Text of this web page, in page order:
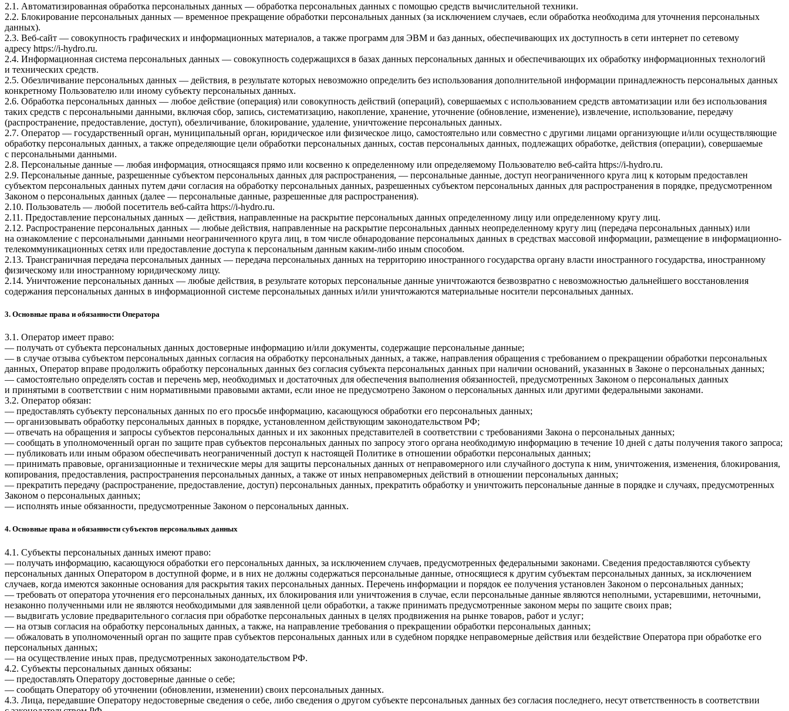
2.1. Автоматизированная обработка персональных данных — обработка персональных данных с помощью средств вычислительной техники.
2.2. Блокирование персональных данных — временное прекращение обработки персональных данных (за исключением случаев, если обработка необходима для уточнения персональных
данных).
2.3. Веб-сайт — совокупность графических и информационных материалов, а также программ для ЭВМ и баз данных, обеспечивающих их доступность в сети интернет по сетевому
адресу https://i-hydro.ru.
2.4. Информационная система персональных данных — совокупность содержащихся в базах данных персональных данных и обеспечивающих их обработку информационных технологий
и технических средств.
2.5. Обезличивание персональных данных — действия, в результате которых невозможно определить без использования дополнительной информации принадлежность персональных данных
конкретному Пользователю или иному субъекту персональных данных.
2.6. Обработка персональных данных — любое действие (операция) или совокупность действий (операций), совершаемых с использованием средств автоматизации или без использования
таких средств с персональными данными, включая сбор, запись, систематизацию, накопление, хранение, уточнение (обновление, изменение), извлечение, использование, передачу
(распространение, предоставление, доступ), обезличивание, блокирование, удаление, уничтожение персональных данных.
2.7. Оператор — государственный орган, муниципальный орган, юридическое или физическое лицо, самостоятельно или совместно с другими лицами организующие и/или осуществляющие
обработку персональных данных, а также определяющие цели обработки персональных данных, состав персональных данных, подлежащих обработке, действия (операции), совершаемые
с персональными данными.
2.8. Персональные данные — любая информация, относящаяся прямо или косвенно к определенному или определяемому Пользователю веб-сайта https://i-hydro.ru.
2.9. Персональные данные, разрешенные субъектом персональных данных для распространения, — персональные данные, доступ неограниченного круга лиц к которым предоставлен
субъектом персональных данных путем дачи согласия на обработку персональных данных, разрешенных субъектом персональных данных для распространения в порядке, предусмотренном
Законом о персональных данных (далее — персональные данные, разрешенные для распространения).
2.10. Пользователь — любой посетитель веб-сайта https://i-hydro.ru.
2.11. Предоставление персональных данных — действия, направленные на раскрытие персональных данных определенному лицу или определенному кругу лиц.
2.12. Распространение персональных данных — любые действия, направленные на раскрытие персональных данных неопределенному кругу лиц (передача персональных данных) или
на ознакомление с персональными данными неограниченного круга лиц, в том числе обнародование персональных данных в средствах массовой информации, размещение в информационно-
телекоммуникационных сетях или предоставление доступа к персональным данным каким-либо иным способом.
2.13. Трансграничная передача персональных данных — передача персональных данных на территорию иностранного государства органу власти иностранного государства, иностранному
физическому или иностранному юридическому лицу.
2.14. Уничтожение персональных данных — любые действия, в результате которых персональные данные уничтожаются безвозвратно с невозможностью дальнейшего восстановления
содержания персональных данных в информационной системе персональных данных и/или уничтожаются материальные носители персональных данных.
3. Основные права и обязанности Оператора
3.1. Оператор имеет право:
— получать от субъекта персональных данных достоверные информацию и/или документы, содержащие персональные данные;
— в случае отзыва субъектом персональных данных согласия на обработку персональных данных, а также, направления обращения с требованием о прекращении обработки персональных
данных, Оператор вправе продолжить обработку персональных данных без согласия субъекта персональных данных при наличии оснований, указанных в Законе о персональных данных;
— самостоятельно определять состав и перечень мер, необходимых и достаточных для обеспечения выполнения обязанностей, предусмотренных Законом о персональных данных
и принятыми в соответствии с ним нормативными правовыми актами, если иное не предусмотрено Законом о персональных данных или другими федеральными законами.
3.2. Оператор обязан:
— предоставлять субъекту персональных данных по его просьбе информацию, касающуюся обработки его персональных данных;
— организовывать обработку персональных данных в порядке, установленном действующим законодательством РФ;
— отвечать на обращения и запросы субъектов персональных данных и их законных представителей в соответствии с требованиями Закона о персональных данных;
— сообщать в уполномоченный орган по защите прав субъектов персональных данных по запросу этого органа необходимую информацию в течение 10 дней с даты получения такого запроса;
— публиковать или иным образом обеспечивать неограниченный доступ к настоящей Политике в отношении обработки персональных данных;
— принимать правовые, организационные и технические меры для защиты персональных данных от неправомерного или случайного доступа к ним, уничтожения, изменения, блокирования,
копирования, предоставления, распространения персональных данных, а также от иных неправомерных действий в отношении персональных данных;
— прекратить передачу (распространение, предоставление, доступ) персональных данных, прекратить обработку и уничтожить персональные данные в порядке и случаях, предусмотренных
Законом о персональных данных;
— исполнять иные обязанности, предусмотренные Законом о персональных данных.
4. Основные права и обязанности субъектов персональных данных
4.1. Субъекты персональных данных имеют право:
— получать информацию, касающуюся обработки его персональных данных, за исключением случаев, предусмотренных федеральными законами. Сведения предоставляются субъекту
персональных данных Оператором в доступной форме, и в них не должны содержаться персональные данные, относящиеся к другим субъектам персональных данных, за исключением
случаев, когда имеются законные основания для раскрытия таких персональных данных. Перечень информации и порядок ее получения установлен Законом о персональных данных;
— требовать от оператора уточнения его персональных данных, их блокирования или уничтожения в случае, если персональные данные являются неполными, устаревшими, неточными,
незаконно полученными или не являются необходимыми для заявленной цели обработки, а также принимать предусмотренные законом меры по защите своих прав;
— выдвигать условие предварительного согласия при обработке персональных данных в целях продвижения на рынке товаров, работ и услуг;
— на отзыв согласия на обработку персональных данных, а также, на направление требования о прекращении обработки персональных данных;
— обжаловать в уполномоченный орган по защите прав субъектов персональных данных или в судебном порядке неправомерные действия или бездействие Оператора при обработке его
персональных данных;
— на осуществление иных прав, предусмотренных законодательством РФ.
4.2. Субъекты персональных данных обязаны:
— предоставлять Оператору достоверные данные о себе;
— сообщать Оператору об уточнении (обновлении, изменении) своих персональных данных.
4.3. Лица, передавшие Оператору недостоверные сведения о себе, либо сведения о другом субъекте персональных данных без согласия последнего, несут ответственность в соответствии